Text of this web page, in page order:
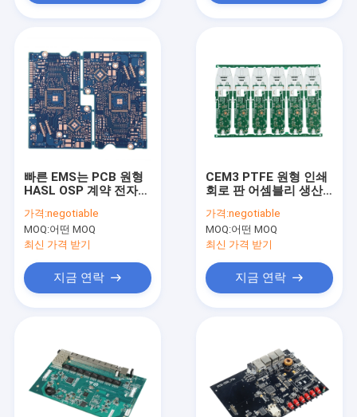
제품
우리에 대하여
빠른 EMS는 PCB 원형
HASL OSP 계약 전자
가격:negotiable
MOQ:어떤 MOQ
최신 가격 받기
지금 연락
CEM3 PTFE 원형 인쇄
회로 판 어셈블리 생산
가격:negotiable
MOQ:어떤 MOQ
최신 가격 받기
지금 연락